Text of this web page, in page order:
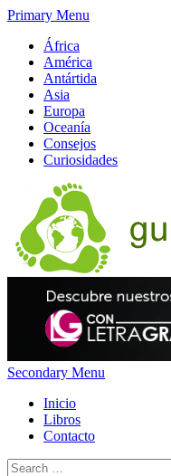
Primary Menu
África
América
Antártida
Asia
Europa
Oceanía
Consejos
Curiosidades
Secondary Menu
Inicio
Libros
Contacto